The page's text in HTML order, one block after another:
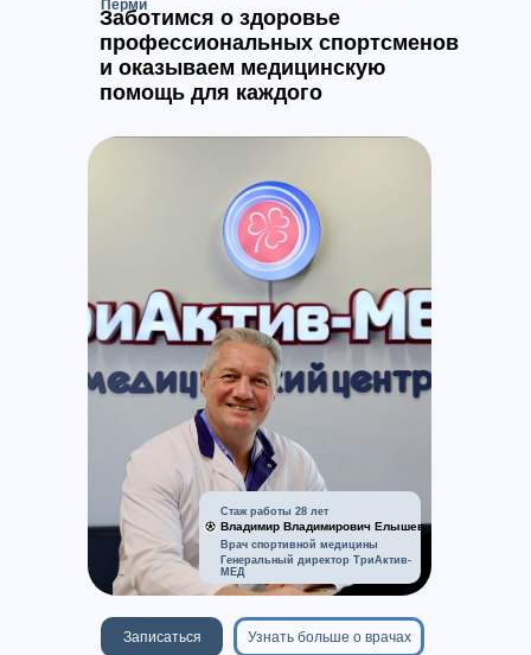
Узнать больше о врачах
Записаться
Заботимся о здоровье
профессиональных спортсменов
и оказываем медицинскую
помощь для каждого
Перми
Владимир Владимирович Елышев
Стаж работы 28 лет
Врач спортивной медицины
Генеральный директор ТриАктив-
МЕД